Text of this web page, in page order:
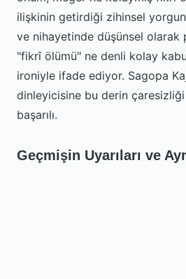
ilişkinin getirdiği zihinsel
ve nihayetinde düşünsel olarak
"fikrî ölümü" ne denli kolay
ironiyle ifade ediyor. Sagopa
dinleyicisine bu derin
başarılı.
Geçmişin Uyarıları ve